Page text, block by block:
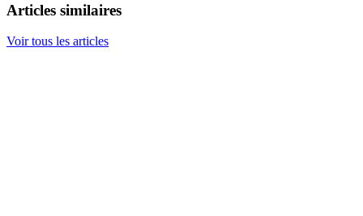
Articles similaires
Voir tous les articles